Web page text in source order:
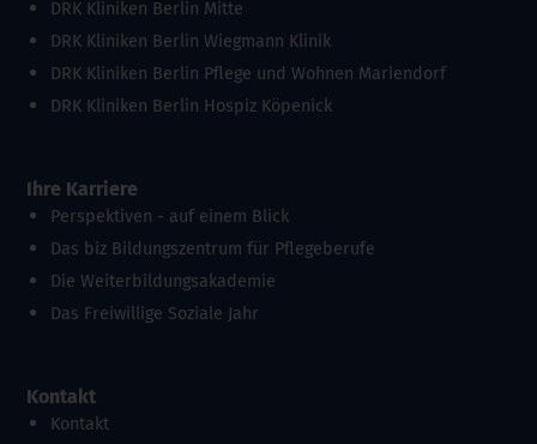
DRK Kliniken Berlin Mitte
DRK Kliniken Berlin Wiegmann Klinik
DRK Kliniken Berlin Pflege und Wohnen Mariendorf
DRK Kliniken Berlin Hospiz Köpenick
Ihre Karriere
Perspektiven - auf einem Blick
Das biz Bildungszentrum für Pflegeberufe
Die Weiterbildungsakademie
Das Freiwillige Soziale Jahr
Kontakt
Kontakt